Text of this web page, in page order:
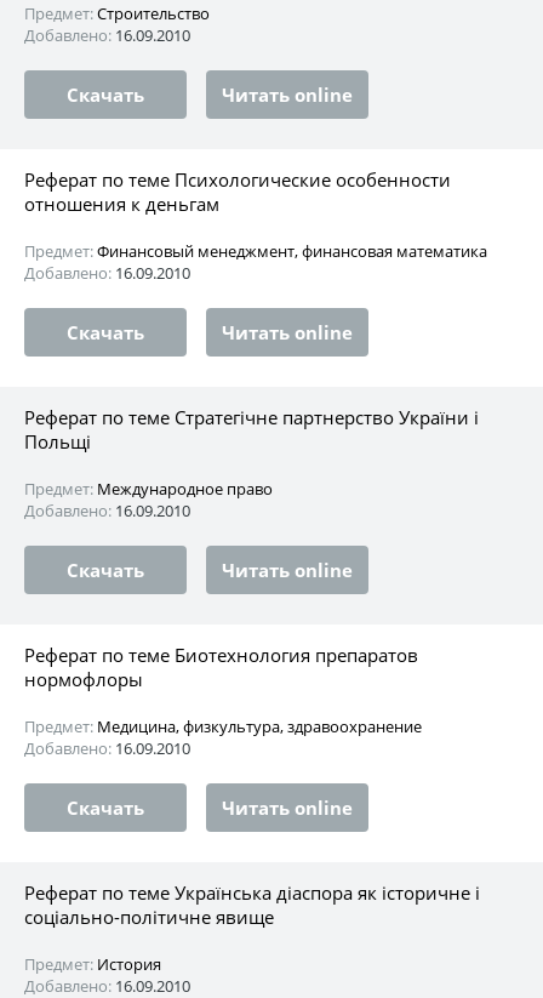
Предмет:Строительство
Добавлено: 16.09.2010
Скачать Читать online
Реферат по теме Психологические особенности
отношения к деньгам
Предмет:Финансовый менеджмент, финансовая математика
Добавлено: 16.09.2010
Скачать Читать online
Реферат по теме Стратегічне партнерство України і
Польщі
Предмет: Международное право
Добавлено: 16.09.2010
Скачать Читать online
Реферат по теме Биотехнология препаратов
нормофлоры
Предмет: Медицина, физкультура, здравоохранение
Добавлено: 16.09.2010
Скачать Читать online
Реферат по теме Українська діаспора як історичне і
соціально-політичне явище
Предмет: История
Добавлено: 16.09.2010